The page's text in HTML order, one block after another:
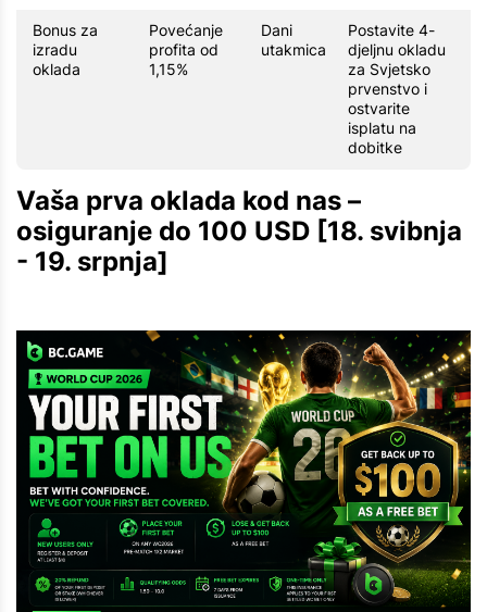
Bonus za
izradu
oklada
Povećanje
profita od
1,15%
Dani
utakmica
Postavite 4-
djeljnu okladu
za Svjetsko
prvenstvo i
ostvarite
isplatu na
dobitke
Vaša prva oklada kod nas –
osiguranje do 100 USD [18. svibnja
- 19. srpnja]